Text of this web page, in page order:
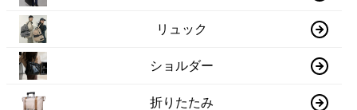
リュック
ショルダー
折りたたみ